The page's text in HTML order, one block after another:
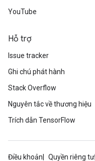
YouTube
Hỗ trợ
Issue tracker
Ghi chú phát hành
Stack Overflow
Nguyên tắc về thương hiệu
Trích dẫn TensorFlow
Điều khoản Quyền riêng tư